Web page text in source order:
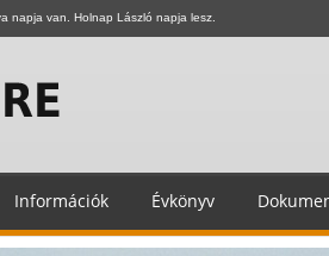
napja van. Holnap László napja lesz.
Információk Évkönyv